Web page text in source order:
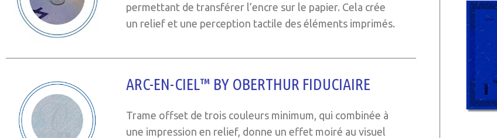
permettant de transférer l’encre sur le papier. Cela crée
un relief et une perception tactile des éléments imprimés.
ARC-EN-CIEL™ BY OBERTHUR FIDUCIAIRE
Trame offset de trois couleurs minimum, qui combinée à
une impression en relief, donne un effet moiré au visuel